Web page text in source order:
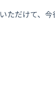
ただけて、 今